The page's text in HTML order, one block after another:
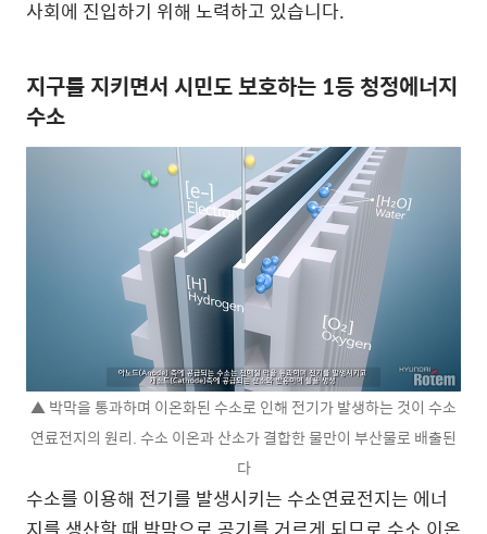
사회에 진입하기 위해 노력하고 있습니다.
지구를 지키면서 시민도 보호하는 1등 청정에너지
수소
▲ 박막을 통과하며 이온화된 수소로 인해 전기가 발생하는 것이 수소
연료전지의 원리. 수소 이온과 산소가 결합한 물만이 부산물로 배출된
다
수소를 이용해 전기를 발생시키는 수소연료전지는 에너
지를 생산할 때 박막으로 공기를 거르게 되므로 수소 이온